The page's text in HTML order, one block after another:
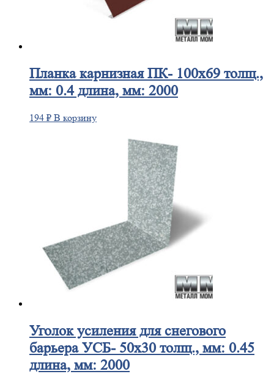
Планкакарнизная ПК- 100х69 толщ.,
мм: 0.4 длина, мм: 2000
194 ₽ В корзину
Уголокусиления для снегового
барьера УСБ- 50х30 толщ., мм: 0.45
длина, мм: 2000